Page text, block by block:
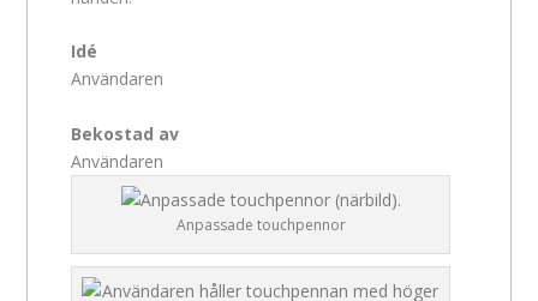
Idé
Användaren
Bekostad av
Användaren
Anpassade touchpennor